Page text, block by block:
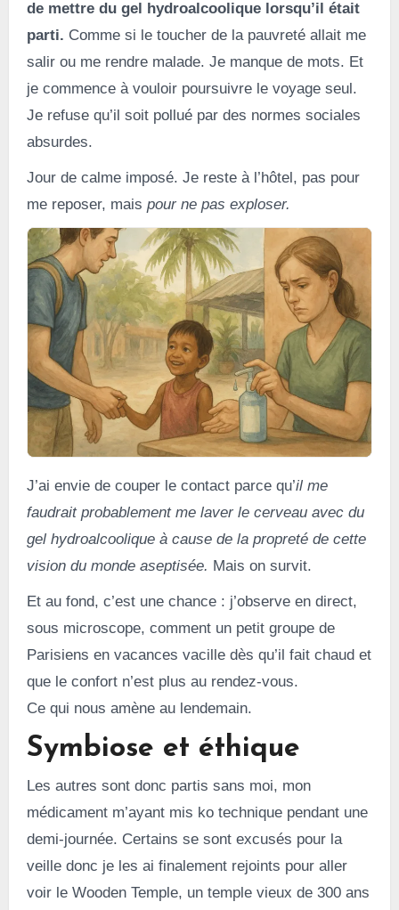
de mettre du gel hydroalcoolique lorsqu’il était
parti. Comme si le toucher de la pauvreté allait me
salir ou me rendre malade. Je manque de mots. Et
je commence à vouloir poursuivre le voyage seul.
Je refuse qu’il soit pollué par des normes sociales
absurdes.
Jour de calme imposé. Je reste à l’hôtel, pas pour
me reposer, mais pour ne pas exploser.
J’ai envie de couper le contact parce qu’il me
faudrait probablement me laver le cerveau avec du
gel hydroalcoolique à cause de la propreté de cette
vision du monde aseptisée. Mais on survit.
Et au fond, c’est une chance : j’observe en direct,
sous microscope, comment un petit groupe de
Parisiens en vacances vacille dès qu’il fait chaud et
que le confort n’est plus au rendez-vous.
Ce qui nous amène au lendemain.
Symbiose et éthique
Les autres sont donc partis sans moi, mon
médicament m’ayant mis ko technique pendant une
demi-journée. Certains se sont excusés pour la
veille donc je les ai finalement rejoints pour aller
voir le Wooden Temple, un temple vieux de 300 ans